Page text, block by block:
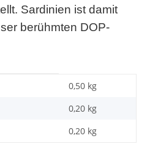
Sardinien ist damit
berühmten DOP-
0,50 kg
0,20 kg
0,20 kg